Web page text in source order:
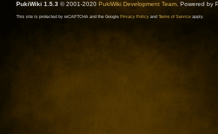
PukiWiki 1.5.3© 2001-2020 PukiWiki Development Team. Powered by
This site is protected by reCAPTCHA and the Google Privacy Policyand Terms of Serviceapply.